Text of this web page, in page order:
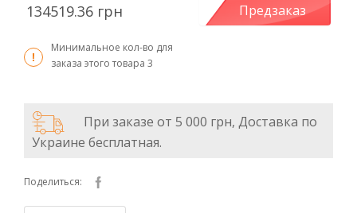
134519.36 грн Предзаказ
Минимальное кол-во для
заказа этого товара 3
При заказе от 5 000 грн, Доставка по
Украине бесплатная.
Поделиться: